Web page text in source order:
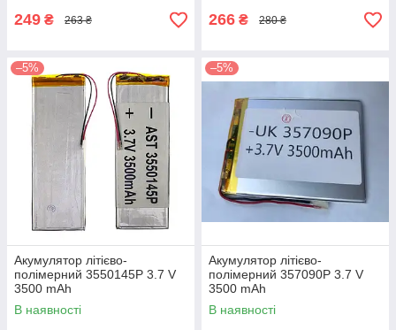
249 ₴ 263 ₴ 266 ₴ 280 ₴
–5%
Акумулятор літієво-
полімерний 3550145P 3.7 V
3500 mAh
В наявності
–5%
Акумулятор літієво-
полімерний 357090P 3.7 V
3500 mAh
В наявності